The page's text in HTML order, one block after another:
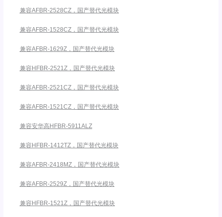
兼容AFBR-2528CZ，国产替代光模块
兼容AFBR-1528CZ，国产替代光模块
兼容AFBR-1629Z，国产替代光模块
兼容HFBR-2521Z，国产替代光模块
兼容AFBR-2521CZ，国产替代光模块
兼容AFBR-1521CZ，国产替代光模块
兼容安华高HFBR-5911ALZ
兼容HFBR-1412TZ，国产替代光模块
兼容AFBR-2418MZ，国产替代光模块
兼容AFBR-2529Z，国产替代光模块
兼容HFBR-1521Z，国产替代光模块